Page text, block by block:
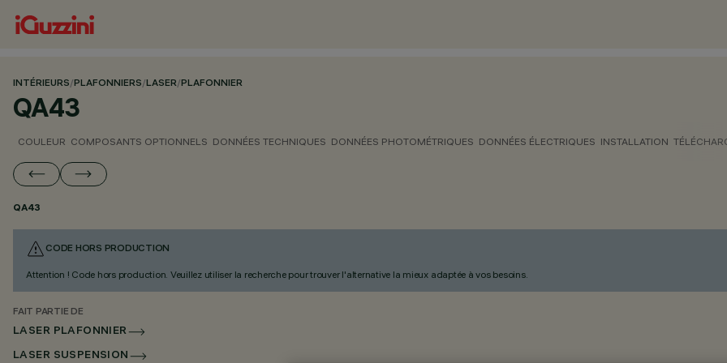
INTÉRIEURS/PLAFONNIERS/LASER/PLAFONNIER
QA43
COULEUR COMPOSANTS OPTIONNELS DONNÉES TECHNIQUES DONNÉES PHOTOMÉTRIQUES DONNÉES ÉLECTRIQUES INSTALLATION
QA43
CODE HORS PRODUCTION
Attention ! Code hors production. Veuillez utiliser la recherche pour trouver l'alternative la mieux adaptée à vos besoins.
FAIT PARTIE DE
LASER PLAFONNIER
LASER SUSPENSION